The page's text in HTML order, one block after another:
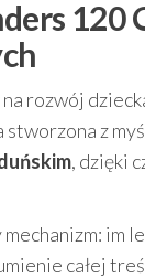
120
rozwój
z
, dzięki
im
całej